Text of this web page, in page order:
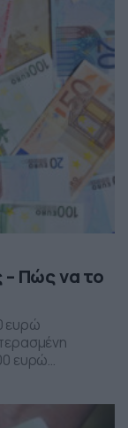
[…]
– Πώς να το
ευρώ
ευρώ
και το